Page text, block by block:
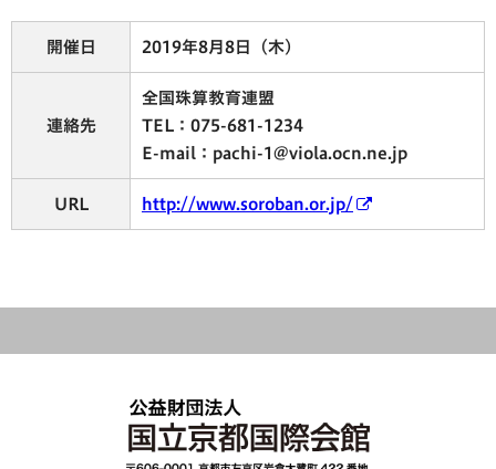
開催日 2019年8月8日（木）
連絡先
全国珠算教育連盟
TEL：075-681-1234
E-mail：pachi-1@viola.ocn.ne.jp
URL http://www.soroban.or.jp/